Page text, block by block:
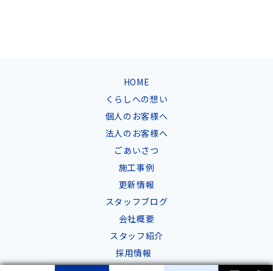
HOME
くらしへの想い
個人のお客様へ
法人のお客様へ
ごあいさつ
施工事例
更新情報
スタッフブログ
会社概要
スタッフ紹介
採用情報